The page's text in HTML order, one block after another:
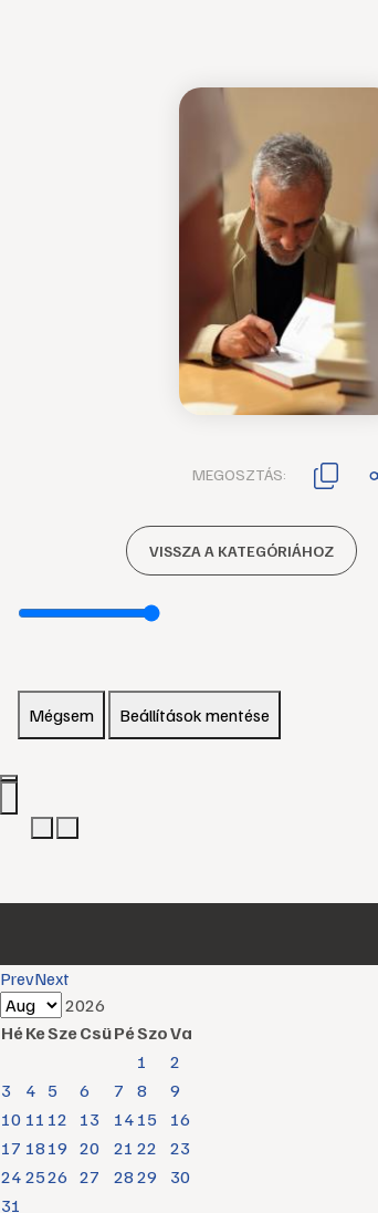
MEGOSZTÁS:
VISSZA A KATEGÓRIÁHOZ
Mégsem Beállítások mentése
PrevNext
2026
HéKeSzeCsüPéSzoVa
1
2
3
4 5 6 7 8
9
10 11 12 13 14 15
16
17 18 19 20 21 22
23
24 2526 27 28 29
30
31